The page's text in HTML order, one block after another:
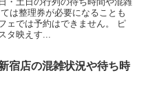
は整理券が必要になることも
ェでは予約はできません。 ピ
タ映えす...
宿店の混雑状況や待ち時